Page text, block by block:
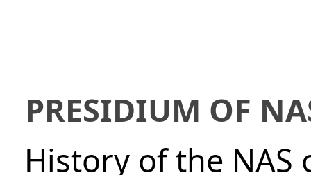
PRESIDIUM OF
History of the NAS